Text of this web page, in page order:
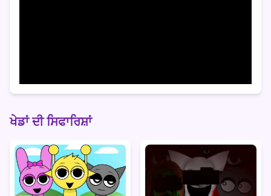
ਖੇਡਾਂ ਦੀ ਸਿਫਾਰਿਸ਼ਾਂ